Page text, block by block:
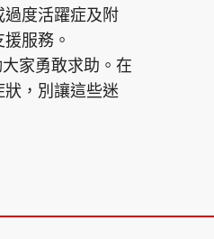
過度活躍症及附
服務。
家勇敢求助。在
，別讓這些迷